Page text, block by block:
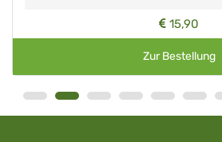
15,90
Zur Bestellung